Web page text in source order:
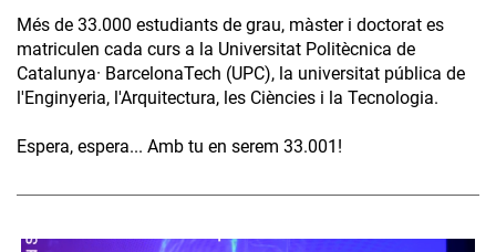
Més de 33.000 estudiants de grau, màster i doctorat es
matriculen cada curs a la Universitat Politècnica de
Catalunya· BarcelonaTech (UPC), la universitat pública de
l'Enginyeria, l'Arquitectura, les Ciències i la Tecnologia.
Espera, espera... Amb tu en serem 33.001!